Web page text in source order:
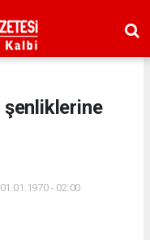
şenliklerine
- 02:00